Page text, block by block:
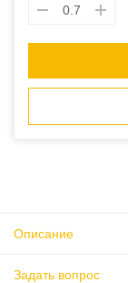
Описание
Задать вопрос